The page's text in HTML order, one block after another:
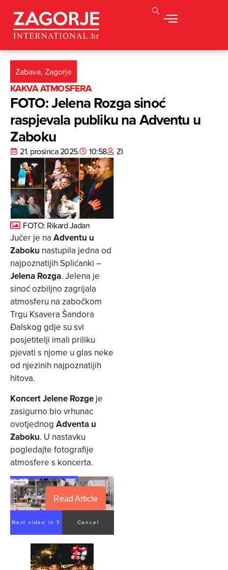
Zabava, Zagorje
KAKVA ATMOSFERA
FOTO: Jelena Rozga sinoć
raspjevala publiku na Adventu u
Zaboku
21. prosinca 2025. 10:58 ZI
FOTO: Rikard Jadan
Jučer je na Adventu u
Zaboku nastupila jedna od
najpoznatijih Splićanki –
Jelena Rozga. Jelena je
sinoć ozbiljno zagrijala
atmosferu na zabočkom
Trgu Ksavera Šandora
Đalskog gdje su svi
posjetitelji imali priliku
pjevati s njome u glas neke
od njezinih najpoznatijih
hitova.
Koncert Jelene Rozge je
zasigurno bio vrhunac
ovotjednog Adventa u
Zaboku. U nastavku
pogledajte fotografije
atmosfere s koncerta.
Read Article
Next video in 4 Cancel